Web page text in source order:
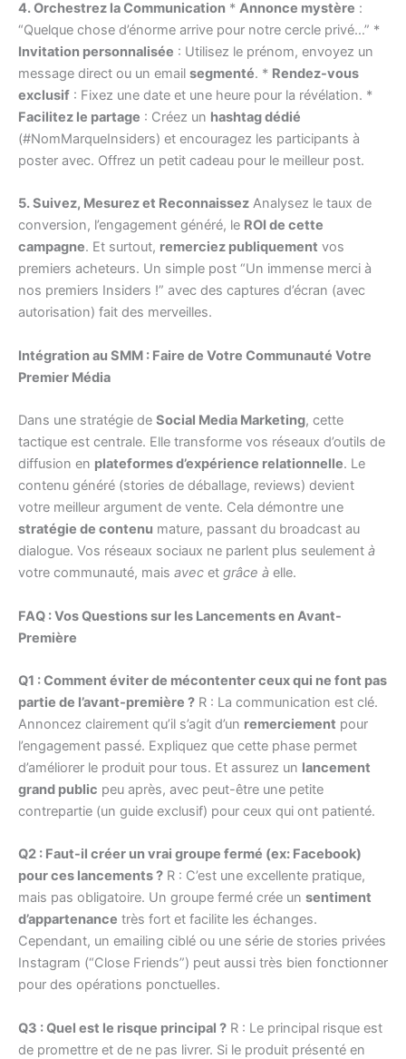
4. Orchestrez la Communication * Annonce mystère :
“Quelque chose d’énorme arrive pour notre cercle privé…” *
Invitation personnalisée : Utilisez le prénom, envoyez un
message direct ou un email segmenté. * Rendez-vous
exclusif : Fixez une date et une heure pour la révélation. *
Facilitez le partage : Créez un hashtag dédié
(#NomMarqueInsiders) et encouragez les participants à
poster avec. Offrez un petit cadeau pour le meilleur post.
5. Suivez, Mesurez et Reconnaissez Analysez le taux de
conversion, l’engagement généré, le ROI de cette
campagne. Et surtout, remerciez publiquement vos
premiers acheteurs. Un simple post “Un immense merci à
nos premiers Insiders !” avec des captures d’écran (avec
autorisation) fait des merveilles.
Intégration au SMM : Faire de Votre Communauté Votre
Premier Média
Dans une stratégie de Social Media Marketing, cette
tactique est centrale. Elle transforme vos réseaux d’outils de
diffusion en plateformes d’expérience relationnelle. Le
contenu généré (stories de déballage, reviews) devient
votre meilleur argument de vente. Cela démontre une
stratégie de contenu mature, passant du broadcast au
dialogue. Vos réseaux sociaux ne parlent plus seulement à
votre communauté, mais avec et grâce à elle.
FAQ : Vos Questions sur les Lancements en Avant-
Première
Q1 : Comment éviter de mécontenter ceux qui ne font pas
partie de l’avant-première ? R : La communication est clé.
Annoncez clairement qu’il s’agit d’un remerciement pour
l’engagement passé. Expliquez que cette phase permet
d’améliorer le produit pour tous. Et assurez un lancement
grand public peu après, avec peut-être une petite
contrepartie (un guide exclusif) pour ceux qui ont patienté.
Q2 : Faut-il créer un vrai groupe fermé (ex: Facebook)
pour ces lancements ? R : C’est une excellente pratique,
mais pas obligatoire. Un groupe fermé crée un sentiment
d’appartenance très fort et facilite les échanges.
Cependant, un emailing ciblé ou une série de stories privées
Instagram (“Close Friends”) peut aussi très bien fonctionner
pour des opérations ponctuelles.
Q3 : Quel est le risque principal ? R : Le principal risque est
de promettre et de ne pas livrer. Si le produit présenté en